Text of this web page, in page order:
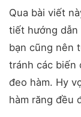
Qua bài viết
tiết hướng dẫn
bạn cũng nên
tránh các biến
đeo hàm. Hy
hàm răng đều